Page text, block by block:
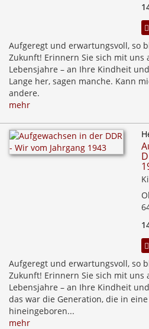
Aufgeregt und erwartungsvoll, so
Zukunft! Erinnern Sie sich mit uns
Lebensjahre – an Ihre Kindheit
Lange her, sagen manche. Kann
andere.
mehr
Aufgeregt und erwartungsvoll, so
Zukunft! Erinnern Sie sich mit uns
Lebensjahre – an Ihre Kindheit
das war die Generation, die in
hineingeboren...
mehr